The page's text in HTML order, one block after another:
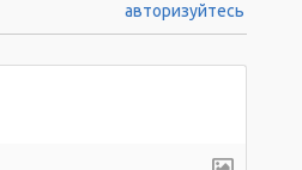
авторизуйтесь